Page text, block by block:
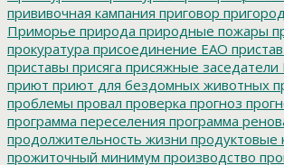
прививочная кампания приговор
Приморье природа природные пожары
прокуратура присоединение ЕАО
приставы присяга присяжные заседатели
приют приют для бездомных животных
проблемы провал проверка прогноз
программа переселения программа
продолжительность жизни продуктовые
прожиточный минимум производство